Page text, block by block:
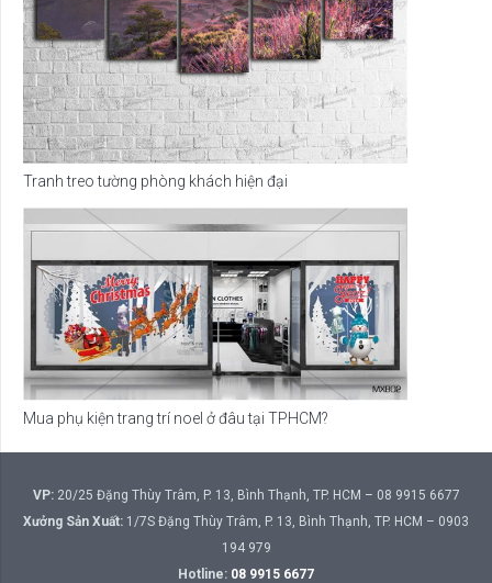
Tranh treo tường phòng khách hiện đại
Mua phụ kiện trang trí noel ở đâu tại TPHCM?
VP:20/25 Đặng Thùy Trâm, P. 13, Bình Thạnh, TP. HCM – 08 9915 6677
Xưởng Sản Xuất: 1/7S Đặng Thùy Trâm, P. 13, Bình Thạnh, TP. HCM – 0903
194 979
Hotline: 08 9915 6677